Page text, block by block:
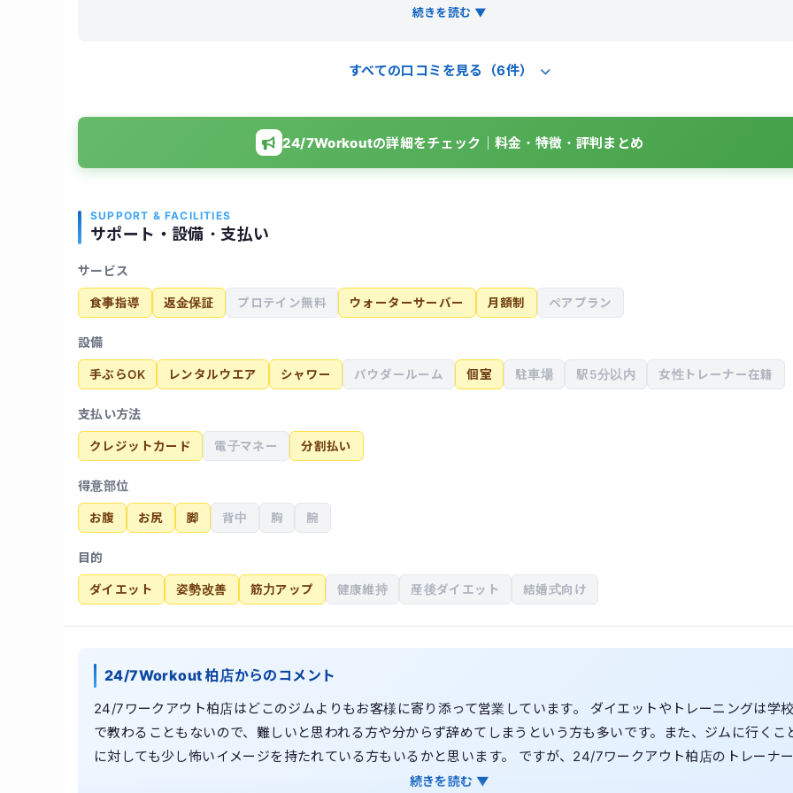
想の体型に近付く事が出来ました。マンツーマンで指導して頂ける上、完全個室なので集中してトレーニングに取
続きを読む ▼
すべての口コミを見る（6件）
24/7Workoutの詳細をチェック｜料金・特徴・評判まとめ
SUPPORT & FACILITIES
サポート・設備・支払い
サービス
食事指導 返金保証 プロテイン無料 ウォーターサーバー 月額制 ペアプラン
設備
手ぶらOK レンタルウエア シャワー パウダールーム 個室 駐車場 駅5分以内 女性トレーナー在籍
支払い方法
クレジットカード 電子マネー 分割払い
得意部位
お腹 お尻 脚 背中 胸 腕
目的
ダイエット 姿勢改善 筋力アップ 健康維持 産後ダイエット 結婚式向け
24/7Workout 柏店からのコメント
24/7ワークアウト柏店はどこのジムよりもお客様に寄り添って営業しています。 ダイエットやトレーニングは学
で教わることもないので、難しいと思われる方や分からず辞めてしまうという方も多いです。また、ジムに行くこ
に対しても少し怖いイメージを持たれている方もいるかと思います。 ですが、24/7ワークアウト柏店のトレーナ
は皆爽やかで、お客様のことを第一に考えて指導できるトレーナーが揃っています！ 柏店はお客様へより寄り添
続きを読む ▼